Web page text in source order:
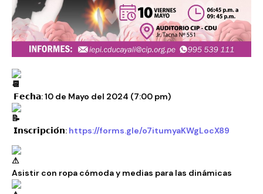
𝗙𝗲𝗰𝗵𝗮: 10 de Mayo del 2024 (7:00 pm)
𝗜𝗻𝘀𝗰𝗿𝗶𝗽𝗰𝗶𝗼́𝗻: https://forms.gle/o7itumyaKWgLocX89
Asistir con ropa cómoda y medias para las dinámicas